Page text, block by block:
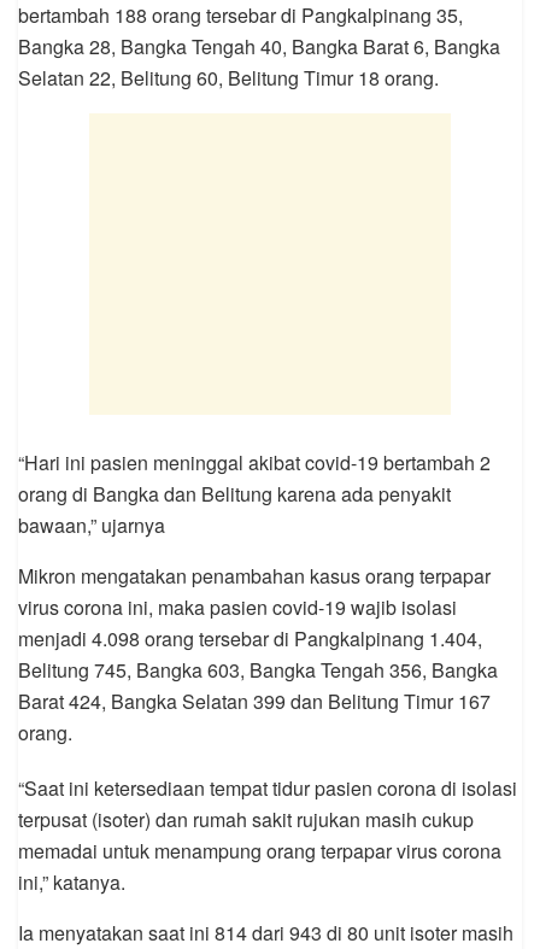
bertambah 188 orang tersebar di Pangkalpinang 35,
Bangka 28, Bangka Tengah 40, Bangka Barat 6, Bangka
Selatan 22, Belitung 60, Belitung Timur 18 orang.
“Hari ini pasien meninggal akibat covid-19 bertambah 2
orang di Bangka dan Belitung karena ada penyakit
bawaan,” ujarnya
Mikron mengatakan penambahan kasus orang terpapar
virus corona ini, maka pasien covid-19 wajib isolasi
menjadi 4.098 orang tersebar di Pangkalpinang 1.404,
Belitung 745, Bangka 603, Bangka Tengah 356, Bangka
Barat 424, Bangka Selatan 399 dan Belitung Timur 167
orang.
“Saat ini ketersediaan tempat tidur pasien corona di isolasi
terpusat (isoter) dan rumah sakit rujukan masih cukup
memadai untuk menampung orang terpapar virus corona
ini,” katanya.
Ia menyatakan saat ini 814 dari 943 di 80 unit isoter masih